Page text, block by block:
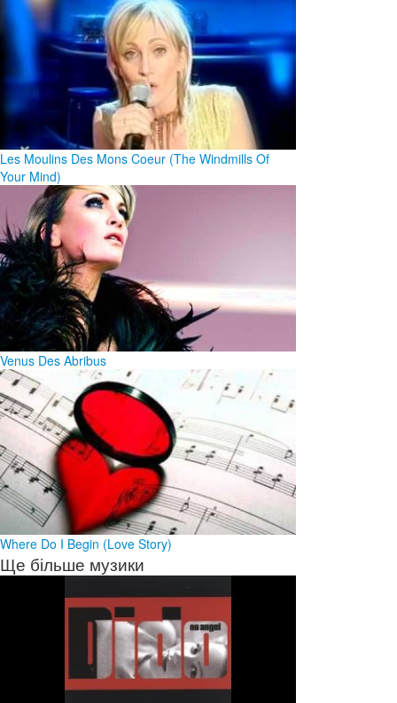
Les Moulins Des Mons Coeur (The Windmills Of
Your Mind)
Venus Des Abribus
Where Do I Begin (Love Story)
Ще більше музики